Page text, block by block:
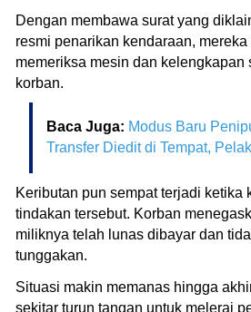
Dengan membawa surat yang
resmi penarikan kendaraan,
memeriksa mesin dan kelengkapan
korban.
Baca Juga: Modus Baru
Transfer Diedit di Tempat,
Keributan pun sempat terjadi ketika
tindakan tersebut. Korban
miliknya telah lunas dibayar dan
tunggakan.
Situasi makin memanas hingga
sekitar turun tangan untuk melerai